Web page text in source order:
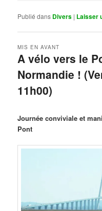
Publié dans Divers | Laisser
A vélo vers le
Normandie !
11h00)
MIS EN AVANT
Journée conviviale et
Pont